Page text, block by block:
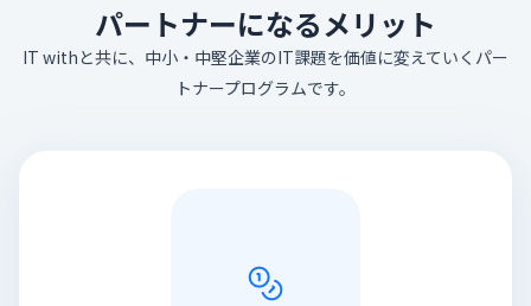
パートナーになるメリット
IT withと共に、中小・中堅企業のIT課題を価値に変えていくパー
トナープログラムです。